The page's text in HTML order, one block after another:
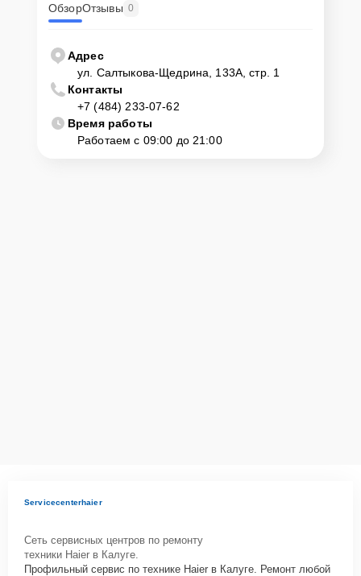
Как приехать в сервисный
центр
Клиент может самостоятельно привезти устройство на
диагностику и ремонт. Для этого нужно позвонить по телефону
горячей линии или оставить заявку, согласовать удобное время и
подъехать по адресу: г. Калуга, ул. Салтыкова-Щедрина, 133А, стр.
ОбзорОтзывы 0
Адрес
ул. Салтыкова-Щедрина, 133А, стр. 1
Контакты
+7 (484) 233-07-62
Время работы
Работаем с 09:00 до 21:00
Servicecenterhaier
Сеть сервисных центров по ремонту
техники Haier в Калуге.
Профильный сервис по технике Haier в Калуге. Ремонт любой